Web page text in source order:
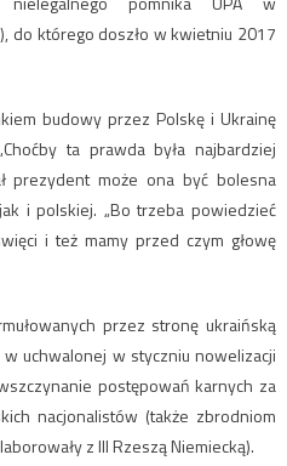
do którego doszło w kwietniu 2017
budowy przez Polskę i Ukrainę
ta prawda była najbardziej
prezydent może ona być bolesna
i polskiej. „Bo trzeba powiedzieć
i też mamy przed czym głowę
przez stronę ukraińską
uchwalonej w styczniu nowelizacji
postępowań karnych za
nacjonalistów (także zbrodniom
z III Rzeszą Niemiecką).